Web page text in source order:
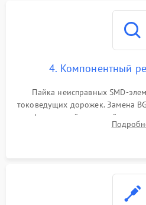
4. Компонентный
Пайка неисправных SMD-
токоведущих дорожек. Замена
инфракрасной паяльной
BIOS или замена